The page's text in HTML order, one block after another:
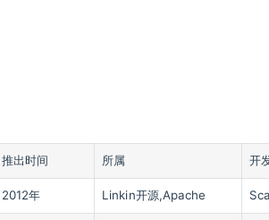
推出时间 所属 开
2012年 Linkin开源,Apache